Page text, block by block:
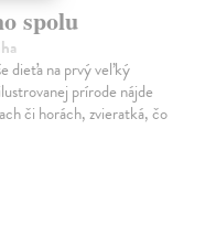
spolu
dieťa na prvý veľký
prírode nájde
či horách, zvieratká, čo